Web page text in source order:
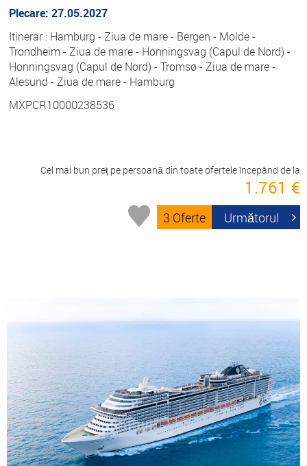
Plecare: 27.05.2027
Itinerar : Hamburg - Ziua de mare - Bergen - Molde -
Trondheim - Ziua de mare - Honningsvag (Capul de Nord) -
Honningsvag (Capul de Nord) - Tromsø - Ziua de mare -
Alesund - Ziua de mare - Hamburg
MXPCR10000238536
Cel mai bun preț pe persoană din toate ofertele începând de la
1.761 €
3 Oferte Următorul